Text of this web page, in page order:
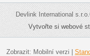
Devlink International
Vytvořte si webové
Zobrazit: Mobilní verzi